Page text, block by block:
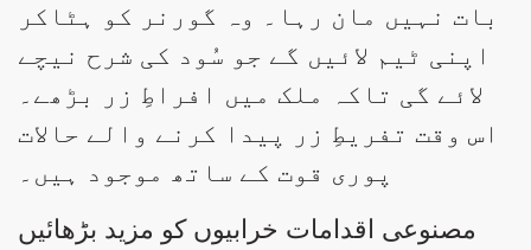
بات نہیں مان رہا۔ وہ گورنر کو ہٹاکر
اپنی ٹیم لائیں گے جو سُود کی شرح نیچے
لائے گی تاکہ ملک میں افراطِ زر بڑھے۔
اس وقت تفریطِ زر پیدا کرنے والے حالات
پوری قوت کے ساتھ موجود ہیں۔
مصنوعی اقدامات خرابیوں کو مزید بڑھائیں